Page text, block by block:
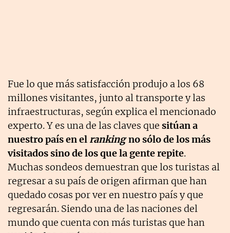
Fue lo que más satisfacción produjo a los 68
millones visitantes, junto al transporte y las
infraestructuras, según explica el mencionado
experto. Y es una de las claves que sitúan a
nuestro país en el rankingno sólo de los más
visitados sino de los que la gente repite.
Muchas sondeos demuestran que los turistas al
regresar a su país de origen afirman que han
quedado cosas por ver en nuestro país y que
regresarán. Siendo una de las naciones del
mundo que cuenta con más turistas que han